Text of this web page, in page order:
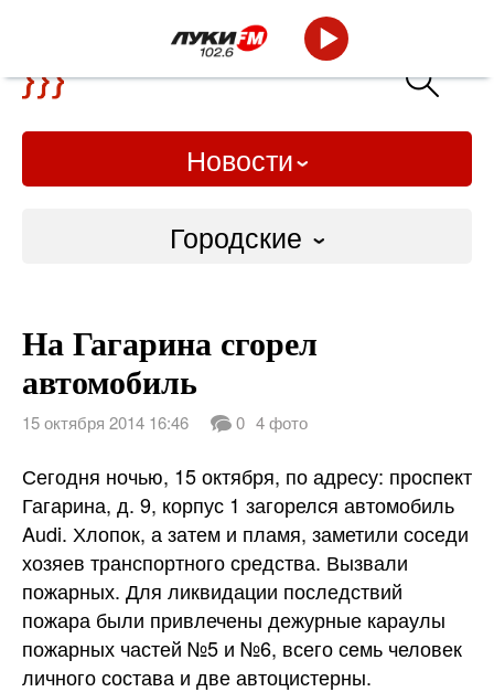
Новости
Городские
Слово Дело
Народные
На Гагарина сгорел
автомобиль
15 октября 2014 16:46 0 4 фото
Сегодня ночью, 15 октября, по адресу: проспект
Гагарина, д. 9, корпус 1 загорелся автомобиль
Audi. Хлопок, а затем и пламя, заметили соседи
хозяев транспортного средства. Вызвали
пожарных. Для ликвидации последствий
пожара были привлечены дежурные караулы
пожарных частей №5 и №6, всего семь человек
личного состава и две автоцистерны.